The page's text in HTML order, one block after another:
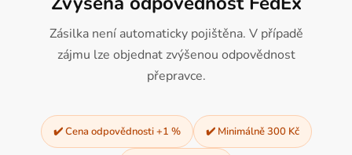
Zásilka není automaticky pojištěna. V případě
zájmu lze objednat zvýšenou odpovědnost
přepravce.
✔️ Cena odpovědnosti +1 % ✔️ Minimálně 300 Kč